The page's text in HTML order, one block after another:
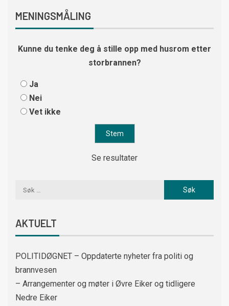
MENINGSMÅLING
Kunne du tenke deg å stille opp med husrom etter
storbrannen?
Ja
Nei
Vet ikke
Se resultater
AKTUELT
POLITIDØGNET – Oppdaterte nyheter fra politi og
brannvesen
– Arrangementer og møter i Øvre Eiker og tidligere
Nedre Eiker